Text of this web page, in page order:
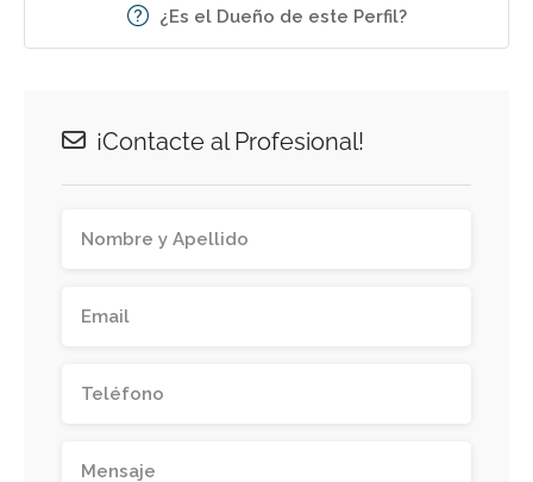
¿Es el Dueño de este Perfil?
¡Contacte al Profesional!